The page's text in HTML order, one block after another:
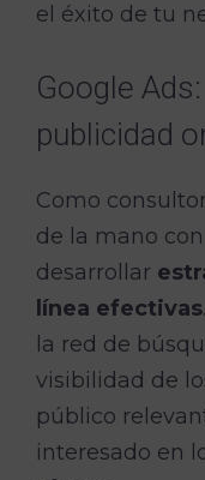
el éxito de tu
Google
publicidad
Como
de la mano
desarrollar
línea efectivas
la red de
visibilidad de
público
interesado en